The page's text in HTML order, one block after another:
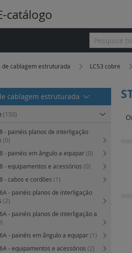
catálogo
Pesquisa
de cablagem estruturada LCS3 cobre
cablagem estruturada
(150)
- painéis planos de interligação
(0)
- painéis em ângulo a equipar(0)
- equipamentos e acessórios (0)
- cabos e cordões (1)
- painéis planos de interligação
(2)
- painéis planos de interligação a
- painéis em ângulo a equipar(1)
- equipamentos e acessórios (2)